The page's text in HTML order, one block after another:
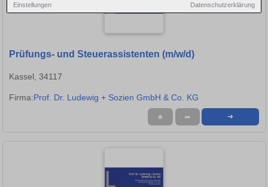
Einstellungen Datenschutzerklärung
Prüfungs- und Steuerassistenten (m/w/d)
Kassel, 34117
Firma:Prof. Dr. Ludewig + Sozien GmbH & Co. KG
★ ➦ ➜